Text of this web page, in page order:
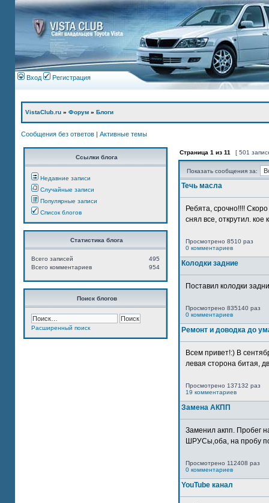
Вход Регистрация
VistaClub.ru » Форум » Блоги
Сообщения без ответов | Активные темы
Ссылки блога
Недавние записи
Случайные записи
Популярные записи
Список блогов
Статистика блога
495
Всего записей
954
Всего комментариев
Поиск блогов
Расширенный поиск
Страница 1 из 11 [ 501
Показать сообщения за:
Течь масла
Ребята, срочно!!!!
снял все, открутил. кое
Просмотрено 8510 раз
0 комментариев
Колодки задние
Поставил колодки
Просмотрено 835140 раз
0 комментариев
Ремонт и доводка до
Всем привет!:) В
левая сторона битая,
Просмотрено 137132 раз
19 комментариев
Замена АКПП
Заменил акпп. Пробег
ШРУСы,оба, на пробу
Просмотрено 112408 раз
0 комментариев
YouTube канал